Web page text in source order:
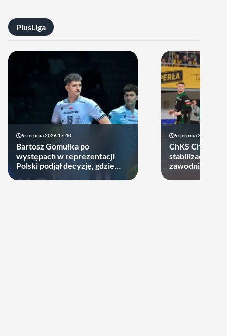
PlusLiga
6 sierpnia 2026 17:40
Bartosz Gomułka po
występach w reprezentacji
Polski podjął decyzję, gdzie
6 sierpnia 2026 10:14
ChKS Chełm
stabilizację.
zawodników